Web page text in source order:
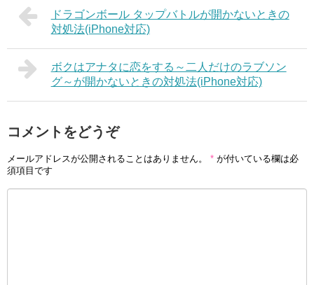
ドラゴンボール タップバトルが開かないときの
対処法(iPhone対応)
ボクはアナタに恋をする～二人だけのラブソン
グ～が開かないときの対処法(iPhone対応)
コメントをどうぞ
メールアドレスが公開されることはありません。 * が付いている欄は必
須項目です